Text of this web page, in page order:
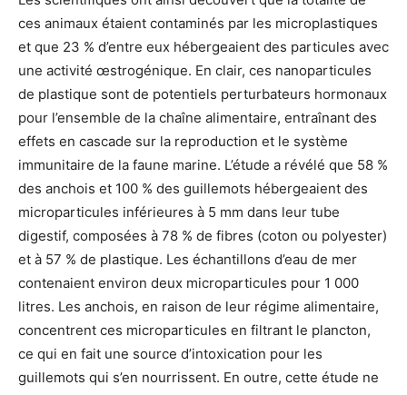
ces animaux étaient contaminés par les microplastiques
et que 23 % d’entre eux hébergeaient des particules avec
une activité œstrogénique. En clair, ces nanoparticules
de plastique sont de potentiels perturbateurs hormonaux
pour l’ensemble de la chaîne alimentaire, entraînant des
effets en cascade sur la reproduction et le système
immunitaire de la faune marine. L’étude a révélé que 58 %
des anchois et 100 % des guillemots hébergeaient des
microparticules inférieures à 5 mm dans leur tube
digestif, composées à 78 % de fibres (coton ou polyester)
et à 57 % de plastique. Les échantillons d’eau de mer
contenaient environ deux microparticules pour 1 000
litres. Les anchois, en raison de leur régime alimentaire,
concentrent ces microparticules en filtrant le plancton,
ce qui en fait une source d’intoxication pour les
guillemots qui s’en nourrissent. En outre, cette étude ne